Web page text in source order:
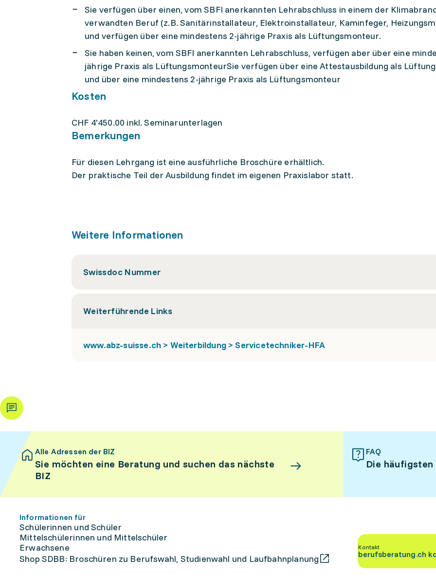
Sie verfügen über einen, vom SBFI anerkannten Lehrabschluss in einem der
verwandten Beruf (z.B. Sanitärinstallateur, Elektroinstallateur, Kaminfeger,
und verfügen über eine mindestens 2-jährige Praxis als Lüftungsmonteur.
Sie haben keinen, vom SBFI anerkannten Lehrabschluss, verfügen aber über eine
jährige Praxis als LüftungsmonteurSie verfügen über eine Attestausbildung als
und über eine mindestens 2-jährige Praxis als Lüftungsmonteur
Kosten
CHF 4'450.00 inkl. Seminarunterlagen
Bemerkungen
Für diesen Lehrgang ist eine ausführliche Broschüre erhältlich.
Der praktische Teil der Ausbildung findet im eigenen Praxislabor statt.
Weitere Informationen
Swissdoc Nummer
Weiterführende Links
www.abz-suisse.ch > Weiterbildung > Servicetechniker-HFA
Alle Adressen der BIZ
Sie möchten eine Beratung und suchen das nächste
BIZ
FAQ
Die
Informationen für
Schülerinnen und Schüler
Mittelschülerinnen und Mittelschüler
Erwachsene
Shop SDBB: Broschüren zu Berufswahl, Studienwahl und Laufbahnplanung
Kontakt
berufsberatung.ch